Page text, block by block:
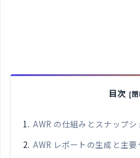
目次
AWR の仕組みとスナップ
AWR レポートの生成と主